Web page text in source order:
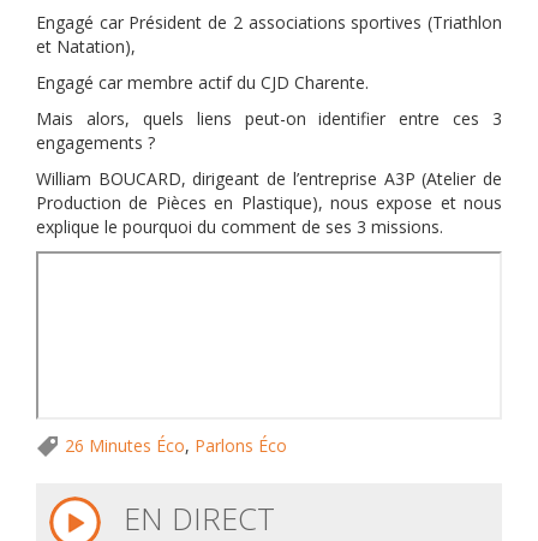
Engagé car Président de 2 associations sportives (Triathlon
et Natation),
Engagé car membre actif du CJD Charente.
Mais alors, quels liens peut-on identifier entre ces 3
engagements ?
William BOUCARD, dirigeant de l’entreprise A3P (Atelier de
Production de Pièces en Plastique), nous expose et nous
explique le pourquoi du comment de ses 3 missions.
26 Minutes Éco, Parlons Éco
EN DIRECT